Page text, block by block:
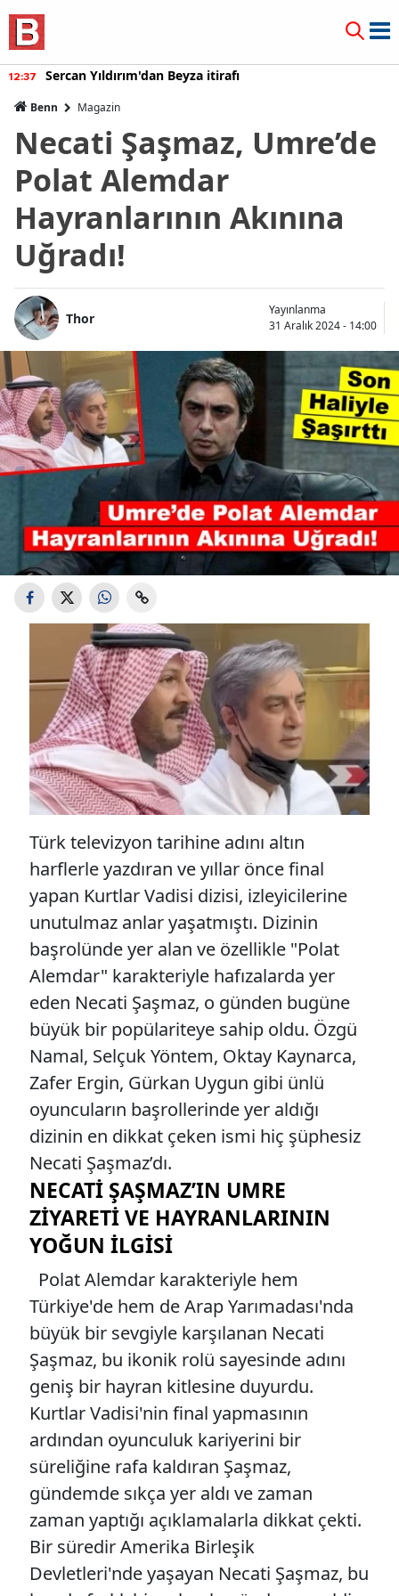
12:37 Sercan Yıldırım'dan Beyza itirafı
Benn Magazin
Necati Şaşmaz, Umre’de
Polat Alemdar
Hayranlarının Akınına
Uğradı!
Thor
Yayınlanma
31 Aralık 2024 - 14:00
Türk televizyon tarihine adını altın
harflerle yazdıran ve yıllar önce final
yapan Kurtlar Vadisi dizisi, izleyicilerine
unutulmaz anlar yaşatmıştı. Dizinin
başrolünde yer alan ve özellikle "Polat
Alemdar" karakteriyle hafızalarda yer
eden Necati Şaşmaz, o günden bugüne
büyük bir popülariteye sahip oldu. Özgü
Namal, Selçuk Yöntem, Oktay Kaynarca,
Zafer Ergin, Gürkan Uygun gibi ünlü
oyuncuların başrollerinde yer aldığı
dizinin en dikkat çeken ismi hiç şüphesiz
Necati Şaşmaz’dı.
NECATI ŞAŞMAZ’IN UMRE
ZIYARETI VE HAYRANLARININ
YOĞUN İLGISI
Polat Alemdar karakteriyle hem
Türkiye'de hem de Arap Yarımadası'nda
büyük bir sevgiyle karşılanan Necati
Şaşmaz, bu ikonik rolü sayesinde adını
geniş bir hayran kitlesine duyurdu.
Kurtlar Vadisi'nin final yapmasının
ardından oyunculuk kariyerini bir
süreliğine rafa kaldıran Şaşmaz,
gündemde sıkça yer aldı ve zaman
zaman yaptığı açıklamalarla dikkat çekti.
Bir süredir Amerika Birleşik
Devletleri'nde yaşayan Necati Şaşmaz, bu